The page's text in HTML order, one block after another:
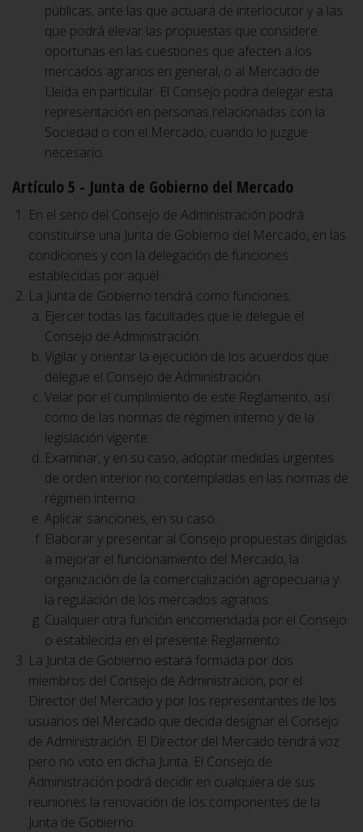
públicas, ante las que actuará de interlocutor y a las
que podrá elevar las propuestas que considere
oportunas en las cuestiones que afecten a los
mercados agrarios en general, o al Mercado de
Lleida en particular. El Consejo podrá delegar esta
representación en personas relacionadas con la
Sociedad o con el Mercado, cuando lo juzgue
necesario.
Artículo 5 - Junta de Gobierno del Mercado
En el seno del Consejo de Administración podrá
constituirse una Junta de Gobierno del Mercado, en las
condiciones y con la delegación de funciones
establecidas por aquél.
La Junta de Gobierno tendrá como funciones:
Ejercer todas las facultades que le delegue el
Consejo de Administración.
Vigilar y orientar la ejecución de los acuerdos que
delegue el Consejo de Administración.
Velar por el cumplimiento de este Reglamento, así
como de las normas de régimen interno y de la
legislación vigente.
Examinar, y en su caso, adoptar medidas urgentes
de orden interior no contempladas en las normas de
régimen interno.
Aplicar sanciones, en su caso.
Elaborar y presentar al Consejo propuestas dirigidas
a mejorar el funcionamiento del Mercado, la
organización de la comercialización agropecuaria y
la regulación de los mercados agrarios.
Cualquier otra función encomendada por el Consejo
o establecida en el presente Reglamento.
La Junta de Gobierno estará formada por dos
miembros del Consejo de Administración, por el
Director del Mercado y por los representantes de los
usuarios del Mercado que decida designar el Consejo
de Administración. El Director del Mercado tendrá voz
pero no voto en dicha Junta. El Consejo de
Administración podrá decidir en cualquiera de sus
reuniones la renovación de los componentes de la
Junta de Gobierno.